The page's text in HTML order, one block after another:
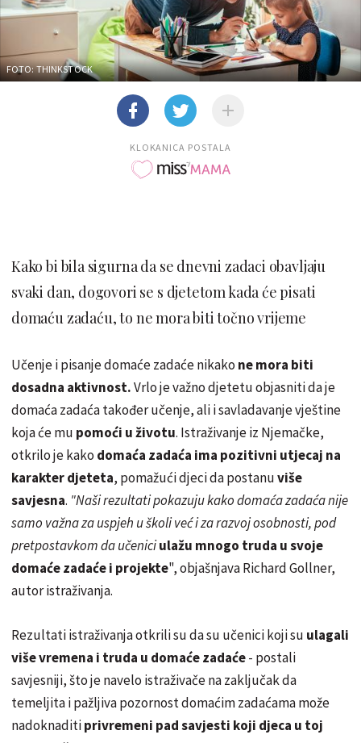
FOTO: THINKSTOCK
KLOKANICA POSTALA
Kako bi bila sigurna da se dnevni zadaci obavljaju
svaki dan, dogovori se s djetetom kada će pisati
domaću zadaću, to ne mora biti točno vrijeme
Učenje i pisanje domaće zadaće nikako ne mora biti
dosadna aktivnost.Vrlo je važno djetetu objasniti da je
domaća zadaća također učenje, ali i savladavanje vještine
koja će mu pomoći u životu. Istraživanje iz Njemačke,
otkrilo je kako domaća zadaća ima pozitivni utjecaj na
karakter djeteta, pomažući djeci da postanuviše
savjesna. "Naši rezultati pokazuju kako domaća zadaća nije
samo važna za uspjeh u školi već i za razvoj osobnosti, pod
pretpostavkom da učeniciulažu mnogo truda u svoje
domaće zadaće i projekte", objašnjava Richard Gollner,
autor istraživanja.
Rezultati istraživanja otkrili su da su učenici koji su ulagali
više vremena i truda u domaće zadaće- postali
savjesniji, što je navelo istraživače na zaključak da
temeljita i pažljiva pozornost domaćim zadaćama može
nadoknaditiprivremeni pad savjesti koji djeca u toj